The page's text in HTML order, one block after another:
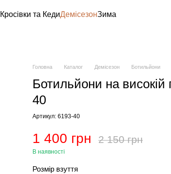
Кросівки та КедиДемісезонЗима
Головна Каталог Демісезон Ботильйони
Ботильйони на високій
40
Артикул: 6193-40
1 400 грн 2 150 грн
В наявності
Розмір взуття